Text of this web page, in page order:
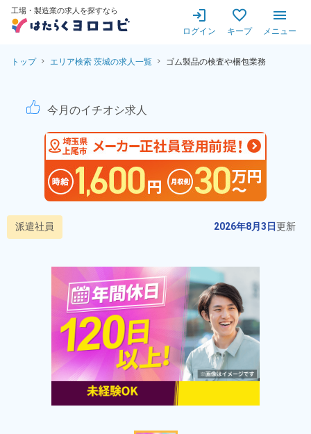
工場・製造業の求人を探すなら
ログイン キープ メニュー
トップ エリア検索 茨城の求人一覧 ゴム製品の検査や梱包業務
【高時給1,600円★日勤専属
今月のイチオシ求人
派遣社員 2026年8月3日更新